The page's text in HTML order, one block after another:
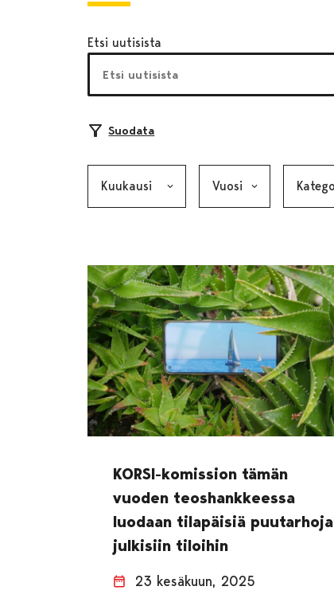
Etsi uutisista
Suodata
KORSI-komission tämän
vuoden teoshankkeessa
luodaan tilapäisiä puutarhoja
julkisiin tiloihin
23 kesäkuun, 2025